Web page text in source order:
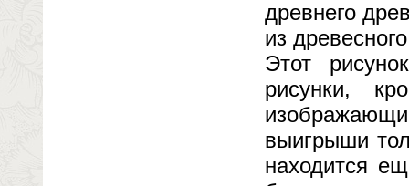
древнего
из
Этот
рисунки,
выигрыши
находится